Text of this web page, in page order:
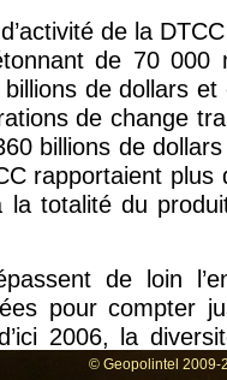
de la
de 70
de dollars
de change
billions de
rapportaient
totalité du
de loin
pour compter
2006, la
de la
© Geopolintel 2009-